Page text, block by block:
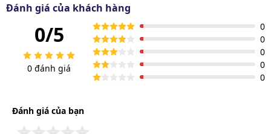
Lưu lượng mạnh, áp ổn định
Máy bơm Teco 1HP HVP340-1.75 20 là
phụ kiện tháp
giải nhiệtcó khả năng bơm nước vượt trội. Thiết bị sở
hữu motor công suất mạnh mẽ với tốc độ quay 2840
vòng/phút và cỡ nòng 40mm,
tạo ra lưu lượng lớn, giúp
Đánh giá của khách hàng
0/5
0 đánh giá
0
0
0
0
0
Đánh giá của bạn